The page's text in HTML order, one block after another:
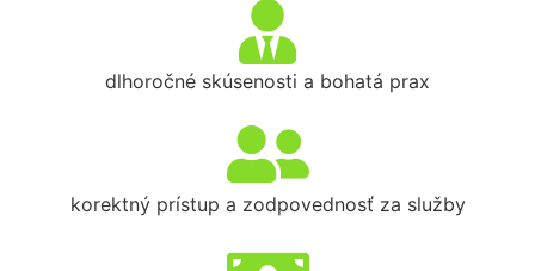
dlhoročné skúsenosti a bohatá prax
korektný prístup a zodpovednosť za služby